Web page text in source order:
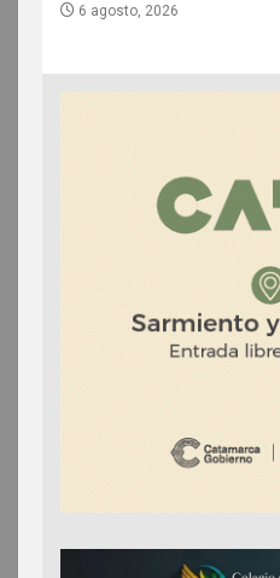
6 agosto, 2026